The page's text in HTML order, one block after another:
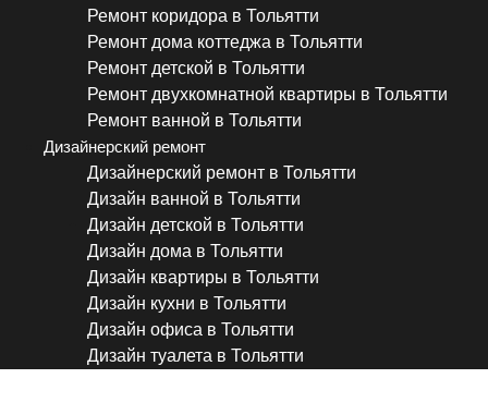
Ремонт коридора в Тольятти
Ремонт дома коттеджа в Тольятти
Ремонт детской в Тольятти
Ремонт двухкомнатной квартиры в Тольятти
Ремонт ванной в Тольятти
Дизайнерский ремонт
Дизайнерский ремонт в Тольятти
Дизайн ванной в Тольятти
Дизайн детской в Тольятти
Дизайн дома в Тольятти
Дизайн квартиры в Тольятти
Дизайн кухни в Тольятти
Дизайн офиса в Тольятти
Дизайн туалета в Тольятти